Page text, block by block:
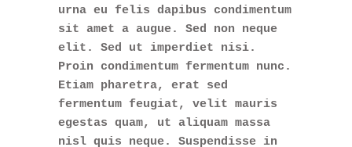
urna eu felis dapibus condimentum
sit amet a augue. Sed non neque
elit. Sed ut imperdiet nisi.
Proin condimentum fermentum nunc.
Etiam pharetra, erat sed
fermentum feugiat, velit mauris
egestas quam, ut aliquam massa
nisl quis neque. Suspendisse in